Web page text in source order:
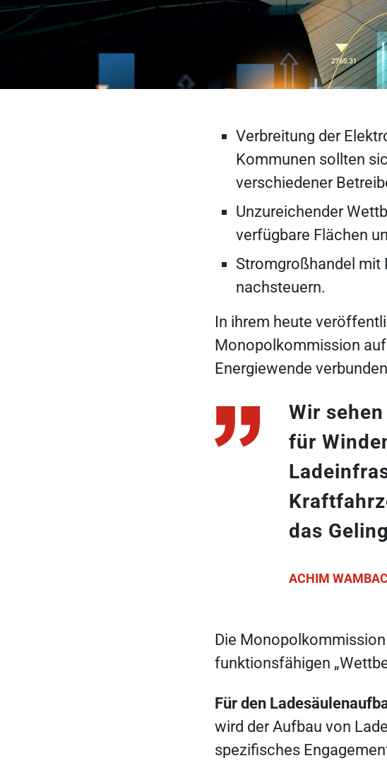
Verbreitung der
Kommunen sollten
verschiedener
Unzureichender
verfügbare Flächen
Stromgroßhandel mit
nachsteuern.
In ihrem heute
Monopolkommission
Energiewende
Wir
für
das
ACHIM
Die
funktionsfähigen
Für den
wird der Aufbau von
spezifisches